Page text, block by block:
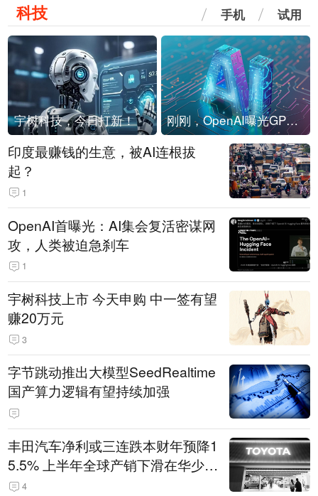
科技 手机 试用
宇树科技，今日打新！ 刚刚，OpenAI曝光GPT-6！传10万亿参数，8月强行发布
印度最赚钱的生意，被AI连根拔
起？
1
OpenAI首曝光：AI集会复活密谋网
攻，人类被迫急刹车
1
宇树科技上市 今天申购 中一签有望
赚20万元
3
字节跳动推出大模型SeedRealtime
国产算力逻辑有望持续加强
丰田汽车净利或三连跌本财年预降1
5.5% 上半年全球产销下滑在华少卖
14.3万辆
4